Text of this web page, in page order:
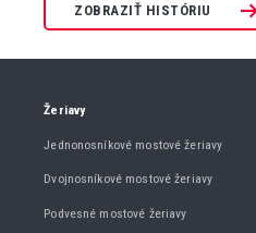
ZOBRAZIŤ HISTÓRIU
Žeriavy
Jednonosníkové mostové žeriavy
Dvojnosníkové mostové žeriavy
Podvesné mostové žeriavy